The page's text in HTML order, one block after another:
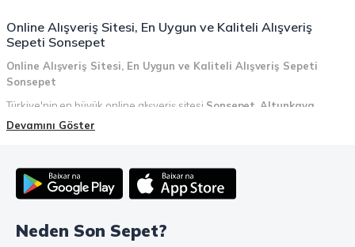
Online Alışveriş Sitesi, En Uygun ve Kaliteli Alışveriş
Sepeti Sonsepet
Online Alışveriş Sitesi, En Uygun ve Kaliteli Alışveriş Sepeti
Sonsepet
Türkiye'nin en büyük online alışveriş sitesi Sonsepet Altunkaya
Holdinggüvencesiyle hizmet vermektedir! Sonsepet, online alışveriş
teslimat ve güvenli ödeme seçenekleriyle, alışveriş yaparken
zamanınızı ve paranızı en verimli şekilde kullanırsınız.
Mahmood Coffee ile Kahve Keyfinizi Sonsepet'te Yaşayın!
Devamını Göster
Neden Son Sepet?